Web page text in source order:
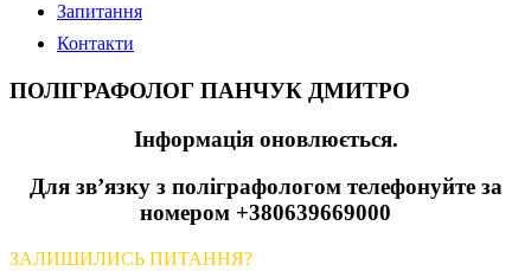
Запитання
Контакти
ПОЛІГРАФОЛОГ ПАНЧУК ДМИТРО
Інформація оновлюється.
Для зв’язку з поліграфологом телефонуйте за
номером +380639669000
ЗАЛИШИЛИСЬ ПИТАННЯ?